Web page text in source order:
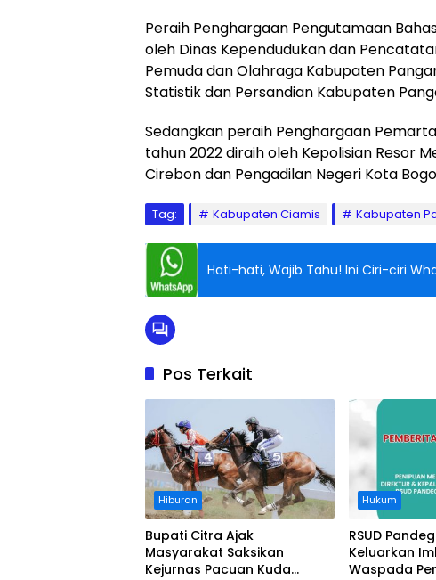
Peraih Penghargaan Pengutamaan
oleh Dinas Kependudukan dan
Pemuda dan Olahraga Kabupaten
Statistik dan Persandian Kabupaten
Sedangkan peraih Penghargaan
tahun 2022 diraih oleh Kepolisian Resor
Cirebon dan Pengadilan Negeri Kota
Tag: Kabupaten Ciamis Kabupaten
Hati-hati, Wajib Tahu! Ini Ciri-ciri
Pos Terkait
Hiburan
Bupati Citra Ajak
Masyarakat Saksikan
Kejurnas Pacuan Kuda
Hukum
RSUD
Keluarkan
Waspada